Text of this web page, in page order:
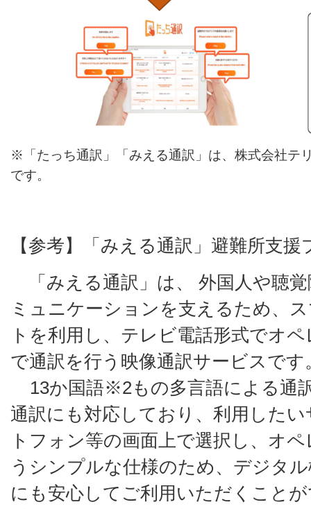
※ 「たっち通訳」「みえる通訳」は、株式会社
です。
【参考】「みえる通訳」避難所支
「みえる通訳」は、 外国人や聴
ミュニケーションを支えるため、
トを利用し、テレビ電話形式でオ
で通訳を行う映像通訳サービスです
13か国語※2もの多言語による通
通訳にも対応しており、利用した
トフォン等の画面上で選択し、オ
うシンプルな仕様のため、デジタ
にも安心してご利用いただくこと